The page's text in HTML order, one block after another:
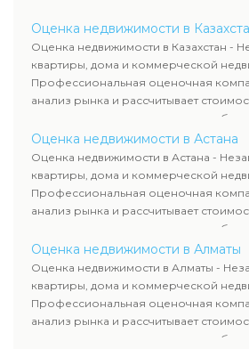
оценка животных и
определяют рыночную стоимость
рассчитывают ущерб. Все отчеты
требованиям законодательства и
сделок, кредитования и судебных
Оценка недвижимости в
Оценка недвижимости в Казахстан -
квартиры, дома и коммерческой
Профессиональная оценочная
анализ рынка и рассчитывает
продажи, ипотеки, аренды и
недвижимости включает
гарантирует объективные
используются для банков, судов и
всему Казахстану.
Оценка недвижимости в Астана
Оценка недвижимости в Астана -
квартиры, дома и коммерческой
Профессиональная оценочная
анализ рынка и рассчитывает
продажи, ипотеки, аренды и
недвижимости включает
гарантирует объективные
используются для банков, судов и
всему Казахстану.
Оценка недвижимости в Алматы
Оценка недвижимости в Алматы -
квартиры, дома и коммерческой
Профессиональная оценочная
анализ рынка и рассчитывает
продажи, ипотеки, аренды и